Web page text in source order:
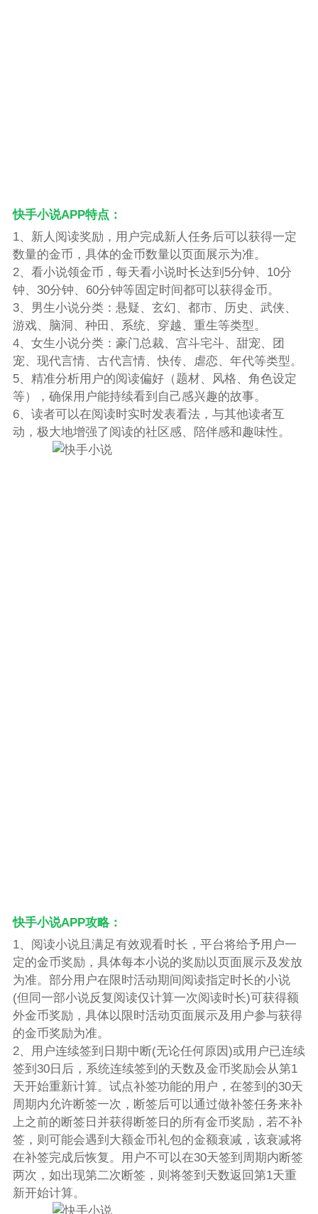
快手小说APP特点：
1、新人阅读奖励，用户完成新人任务后可以获得一定
数量的金币，具体的金币数量以页面展示为准。
2、看小说领金币，每天看小说时长达到5分钟、10分
钟、30分钟、60分钟等固定时间都可以获得金币。
3、男生小说分类：悬疑、玄幻、都市、历史、武侠、
游戏、脑洞、种田、系统、穿越、重生等类型。
4、女生小说分类：豪门总裁、宫斗宅斗、甜宠、团
宠、现代言情、古代言情、快传、虐恋、年代等类型。
5、精准分析用户的阅读偏好（题材、风格、角色设定
等），确保用户能持续看到自己感兴趣的故事。
6、读者可以在阅读时实时发表看法，与其他读者互
动，极大地增强了阅读的社区感、陪伴感和趣味性。
快手小说APP攻略：
1、阅读小说且满足有效观看时长，平台将给予用户一
定的金币奖励，具体每本小说的奖励以页面展示及发放
为准。部分用户在限时活动期间阅读指定时长的小说
(但同一部小说反复阅读仅计算一次阅读时长)可获得额
外金币奖励，具体以限时活动页面展示及用户参与获得
的金币奖励为准。
2、用户连续签到日期中断(无论任何原因)或用户已连续
签到30日后，系统连续签到的天数及金币奖励会从第1
天开始重新计算。试点补签功能的用户，在签到的30天
周期内允许断签一次，断签后可以通过做补签任务来补
上之前的断签日并获得断签日的所有金币奖励，若不补
签，则可能会遇到大额金币礼包的金额衰减，该衰减将
在补签完成后恢复。用户不可以在30天签到周期内断签
两次，如出现第二次断签，则将签到天数返回第1天重
新开始计算。